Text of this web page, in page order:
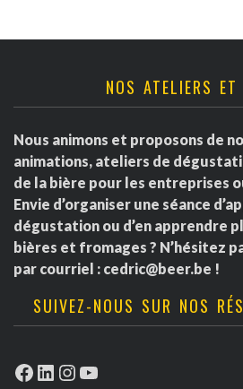
NOS ATELIERS ET
Nous animons et proposons de
animations, ateliers de
de la bière pour les entreprises
Envie d’organiser une séance
dégustation ou d’en apprendre
bières et fromages ? N’hésitez
par courriel : cedric@beer.be !
SUIVEZ-NOUS SUR NOS
Facebook
LinkedIn
Instagram
YouTube